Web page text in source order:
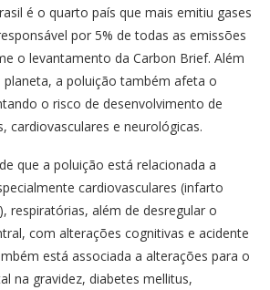
é o quarto país que mais emitiu gases
por 5% de todas as emissões
o levantamento da Carbon Brief. Além
a poluição também afeta o
o risco de desenvolvimento de
cardiovasculares e neurológicas.
que a poluição está relacionada a
cardiovasculares (infarto
respiratórias, além de desregular o
com alterações cognitivas e acidente
está associada a alterações para o
na gravidez, diabetes mellitus,